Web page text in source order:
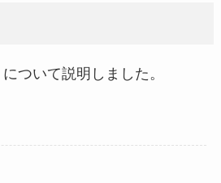
ついて説明しました。